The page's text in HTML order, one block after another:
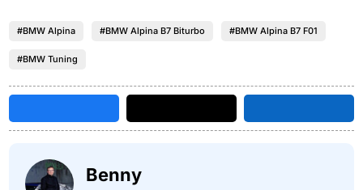
#BMW Alpina #BMW Alpina B7 Biturbo #BMW Alpina B7 F01
#BMW Tuning
Benny